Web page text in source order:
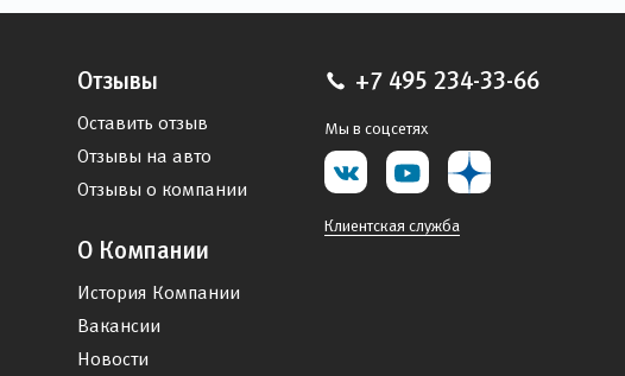
Отзывы
Оставить отзыв
Отзывы на авто
Отзывы о компании
О Компании
История Компании
Вакансии
Новости
+7 495 234-33-66
Мы в соцсетях
Клиентская служба